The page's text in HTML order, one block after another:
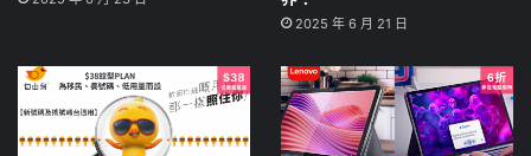
2025 年 6 月 21 日